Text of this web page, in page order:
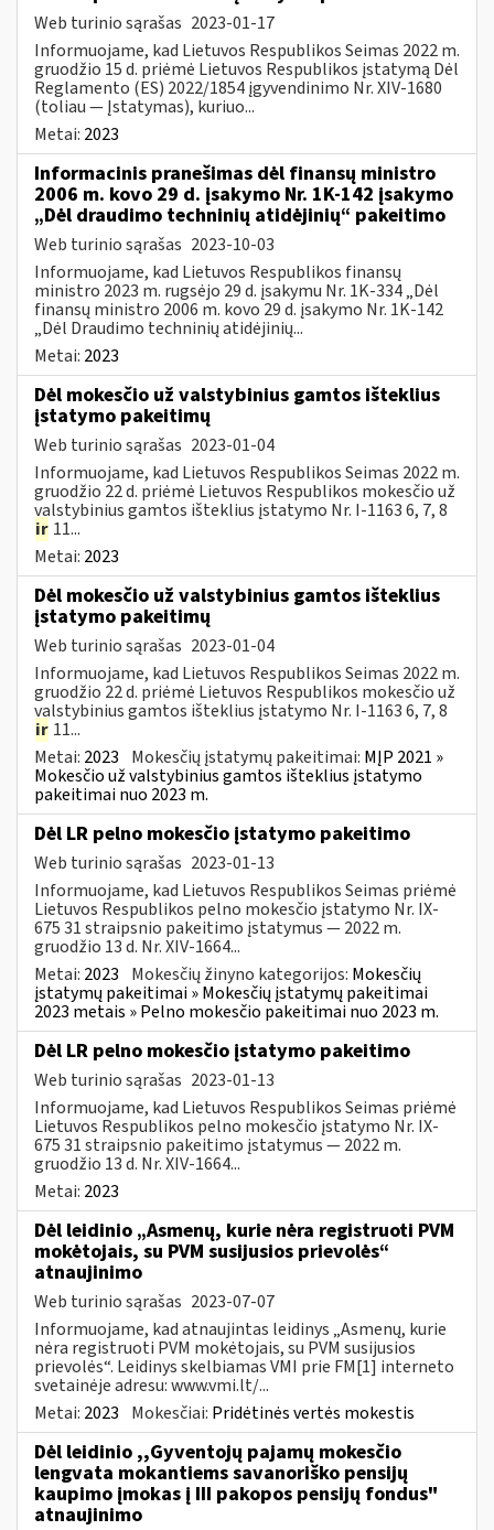
Web turinio sąrašas 2023-01-17
Informuojame, kad Lietuvos Respublikos Seimas 2022 m.
gruodžio 15 d. priėmė Lietuvos Respublikos įstatymą Dėl
Reglamento (ES) 2022/1854 įgyvendinimo Nr. XIV-1680
(toliau — Įstatymas), kuriuo...
Metai: 2023
Informacinis pranešimas dėl finansų ministro
2006 m. kovo 29 d. įsakymo Nr. 1K-142 įsakymo
„Dėl draudimo techninių atidėjinių“ pakeitimo
Web turinio sąrašas 2023-10-03
Informuojame, kad Lietuvos Respublikos finansų
ministro 2023 m. rugsėjo 29 d. įsakymu Nr. 1K-334 „Dėl
finansų ministro 2006 m. kovo 29 d. įsakymo Nr. 1K-142
„Dėl Draudimo techninių atidėjinių...
Metai: 2023
Dėl mokesčio už valstybinius gamtos išteklius
įstatymo pakeitimų
Web turinio sąrašas 2023-01-04
Informuojame, kad Lietuvos Respublikos Seimas 2022 m.
gruodžio 22 d. priėmė Lietuvos Respublikos mokesčio už
valstybinius gamtos išteklius įstatymo Nr. I-1163 6, 7, 8
ir 11...
Metai: 2023
Dėl mokesčio už valstybinius gamtos išteklius
įstatymo pakeitimų
Web turinio sąrašas 2023-01-04
Informuojame, kad Lietuvos Respublikos Seimas 2022 m.
gruodžio 22 d. priėmė Lietuvos Respublikos mokesčio už
valstybinius gamtos išteklius įstatymo Nr. I-1163 6, 7, 8
ir 11...
Metai: 2023 Mokesčių įstatymų pakeitimai: MĮP 2021 »
Mokesčio už valstybinius gamtos išteklius įstatymo
pakeitimai nuo 2023 m.
Dėl LR pelno mokesčio įstatymo pakeitimo
Web turinio sąrašas 2023-01-13
Informuojame, kad Lietuvos Respublikos Seimas priėmė
Lietuvos Respublikos pelno mokesčio įstatymo Nr. IX-
675 31 straipsnio pakeitimo įstatymus — 2022 m.
gruodžio 13 d. Nr. XIV-1664...
Metai: 2023 Mokesčių žinyno kategorijos: Mokesčių
įstatymų pakeitimai » Mokesčių įstatymų pakeitimai
2023 metais » Pelno mokesčio pakeitimai nuo 2023 m.
Dėl LR pelno mokesčio įstatymo pakeitimo
Web turinio sąrašas 2023-01-13
Informuojame, kad Lietuvos Respublikos Seimas priėmė
Lietuvos Respublikos pelno mokesčio įstatymo Nr. IX-
675 31 straipsnio pakeitimo įstatymus — 2022 m.
gruodžio 13 d. Nr. XIV-1664...
Metai: 2023
Dėl leidinio „Asmenų, kurie nėra registruoti PVM
mokėtojais, su PVM susijusios prievolės“
atnaujinimo
Web turinio sąrašas 2023-07-07
Informuojame, kad atnaujintas leidinys „Asmenų, kurie
nėra registruoti PVM mokėtojais, su PVM susijusios
prievolės“. Leidinys skelbiamas VMI prie FM[1] interneto
svetainėje adresu: www.vmi.lt/...
Metai: 2023 Mokesčiai: Pridėtinės vertės mokestis
Dėl leidinio ,,Gyventojų pajamų mokesčio
lengvata mokantiems savanoriško pensijų
kaupimo įmokas į III pakopos pensijų fondus"
atnaujinimo